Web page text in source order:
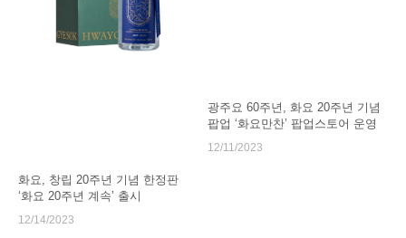
화요, 창립 20주년 기념 한정판
‘화요 20주년 계속’ 출시
12/14/2023
광주요 60주년, 화요 20주년 기념
팝업 ‘화요만찬’ 팝업스토어 운영
12/11/2023